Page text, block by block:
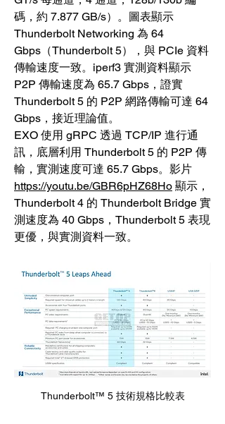
碼，約 7.877 GB/s）。圖表顯示
Thunderbolt Networking 為 64
Gbps（Thunderbolt 5），與 PCIe 資料
傳輸速度一致。iperf3 實測資料顯示
P2P 傳輸速度為 65.7 Gbps，證實
Thunderbolt 5 的 P2P 網路傳輸可達 64
Gbps，接近理論值。
EXO 使用 gRPC 透過 TCP/IP 進行通
訊，底層利用 Thunderbolt 5 的 P2P 傳
https://youtu.be/GBR6pHZ68Ho 顯示，
Thunderbolt 4 的 Thunderbolt Bridge 實
測速度為 40 Gbps，Thunderbolt 5 表現
更優，與實測資料一致。
Thunderbolt™ 5 技術規格比較表